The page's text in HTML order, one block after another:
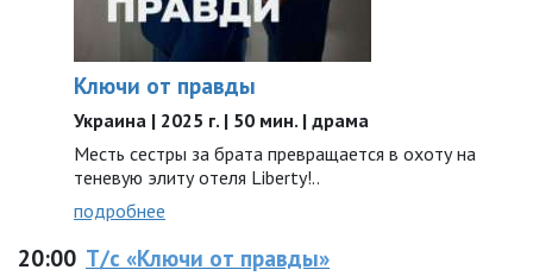
Ключи от правды
Украина | 2025 г. | 50 мин. | драма
Месть сестры за брата превращается в охоту на
теневую элиту отеля Liberty!..
подробнее
20:00 Т/с «Ключи от правды»